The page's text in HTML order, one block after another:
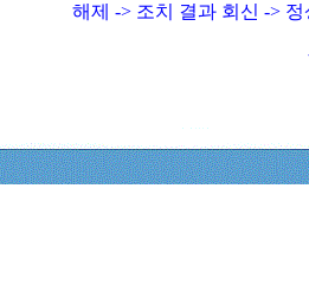
해제 -> 조치 결과 회신 ->